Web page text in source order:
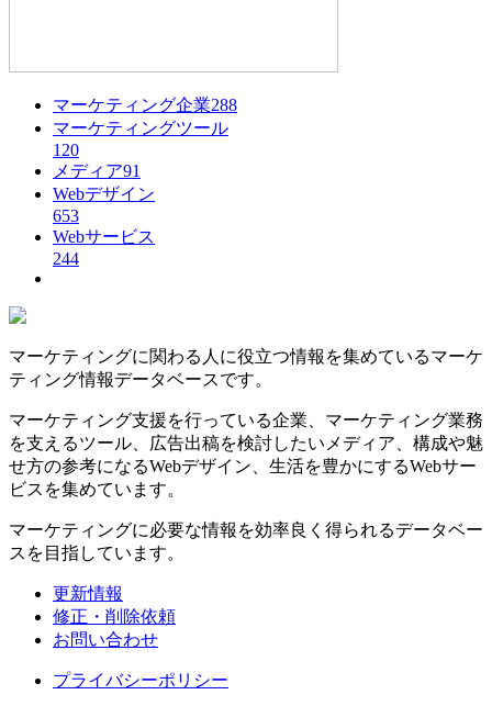
マーケティング企業288
マーケティングツール
120
メディア91
Webデザイン
653
Webサービス
244
マーケティングに関わる人に役立つ情報を集めているマーケ
ティング情報データベースです。
マーケティング支援を行っている企業、マーケティング業務
を支えるツール、広告出稿を検討したいメディア、構成や魅
せ方の参考になるWebデザイン、生活を豊かにするWebサー
ビスを集めています。
マーケティングに必要な情報を効率良く得られるデータベー
スを目指しています。
更新情報
修正・削除依頼
お問い合わせ
プライバシーポリシー